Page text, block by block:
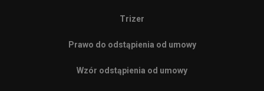
Trizer
Prawo do odstąpienia od umowy
Wzór odstąpienia od umowy